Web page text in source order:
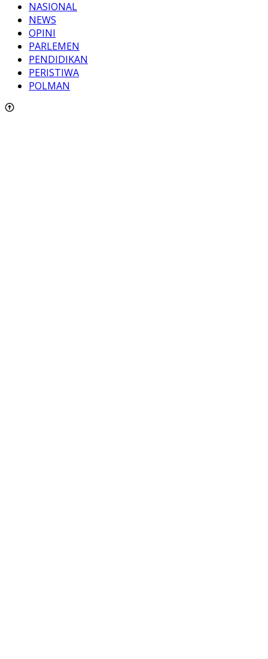
NASIONAL
NEWS
OPINI
PARLEMEN
PENDIDIKAN
PERISTIWA
POLMAN